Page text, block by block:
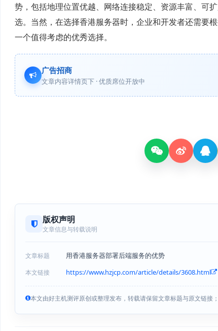
势，包括地理位置优越、网络连接稳定、资源丰富、可
选。当然，在选择香港服务器时，企业和开发者还需要
一个值得考虑的优秀选择。
广告招商
文章内容详情页下 · 优质席位开放中
版权声明
文章信息与转载说明
文章标题 用香港服务器部署后端服务的优势
本文链接 https://www.hzjcp.com/article/details/3608.html
本文由好主机测评原创或整理发布，转载请保留文章标题与原文链接